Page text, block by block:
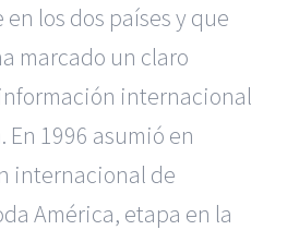
los dos países y que
marcado un claro
internacional
1996 asumió en
internacional de
América, etapa en la